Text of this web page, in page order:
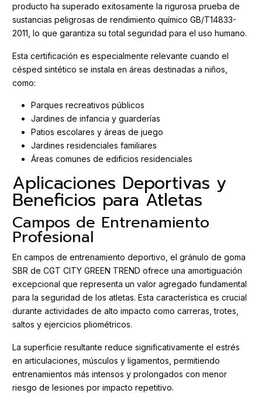
producto ha superado exitosamente la rigurosa prueba de
sustancias peligrosas de rendimiento químico GB/T14833-
2011, lo que garantiza su total seguridad para el uso humano.
Esta certificación es especialmente relevante cuando el
césped sintético se instala en áreas destinadas a niños,
como:
Parques recreativos públicos
Jardines de infancia y guarderías
Patios escolares y áreas de juego
Jardines residenciales familiares
Áreas comunes de edificios residenciales
Aplicaciones Deportivas y
Beneficios para Atletas
Campos de Entrenamiento
Profesional
En campos de entrenamiento deportivo, el gránulo de goma
SBR de CGT CITY GREEN TREND ofrece una amortiguación
excepcional que representa un valor agregado fundamental
para la seguridad de los atletas. Esta característica es crucial
durante actividades de alto impacto como carreras, trotes,
saltos y ejercicios pliométricos.
La superficie resultante reduce significativamente el estrés
en articulaciones, músculos y ligamentos, permitiendo
entrenamientos más intensos y prolongados con menor
riesgo de lesiones por impacto repetitivo.